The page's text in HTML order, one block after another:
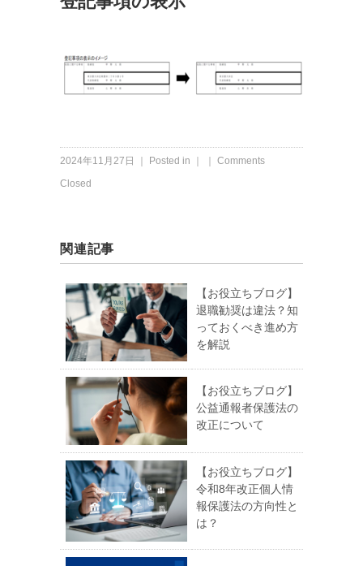
2024年11月27日 ｜ Posted in ｜ ｜ Comments
Closed
関連記事
【お役立ちブログ】
退職勧奨は違法？知
っておくべき進め方
を解説
【お役立ちブログ】
公益通報者保護法の
改正について
【お役立ちブログ】
令和8年改正個人情
報保護法の方向性と
は？